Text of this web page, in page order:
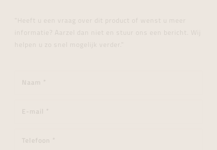
"Heeft u een vraag over dit product of wenst u meer
informatie? Aarzel dan niet en stuur ons een bericht. Wij
helpen u zo snel mogelijk verder."